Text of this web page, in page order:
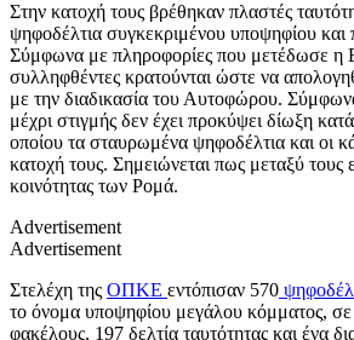
Στην κατοχή τους βρέθηκαν πλαστές
ψηφοδέλτια συγκεκριμένου υποψηφίου
Σύμφωνα με πληροφορίες που μετέδωσε η
συλληφθέντες κρατούνται ώστε να
με την διαδικασία του Αυτοφώρου.
μέχρι στιγμής δεν έχει προκύψει δίωξη
οποίου τα σταυρωμένα ψηφοδέλτια και οι
κατοχή τους. Σημειώνεται πως μεταξύ τους
κοινότητας των Ρομά.
Advertisement
Advertisement
Στελέχη της ΟΠΚΕ εντόπισαν 570
το όνομα υποψηφίου μεγάλου κόμματος,
φακέλους, 197 δελτία ταυτότητας και ένα